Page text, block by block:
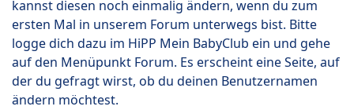
kannst diesen noch einmalig ändern, wenn du zum
ersten Mal in unserem Forum unterwegs bist. Bitte
logge dich dazu im HiPP Mein BabyClub ein und gehe
auf den Menüpunkt Forum. Es erscheint eine Seite, auf
der du gefragt wirst, ob du deinen Benutzernamen
ändern möchtest.